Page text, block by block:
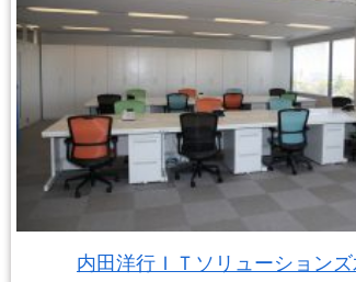
内田洋行ＩＴソリューション